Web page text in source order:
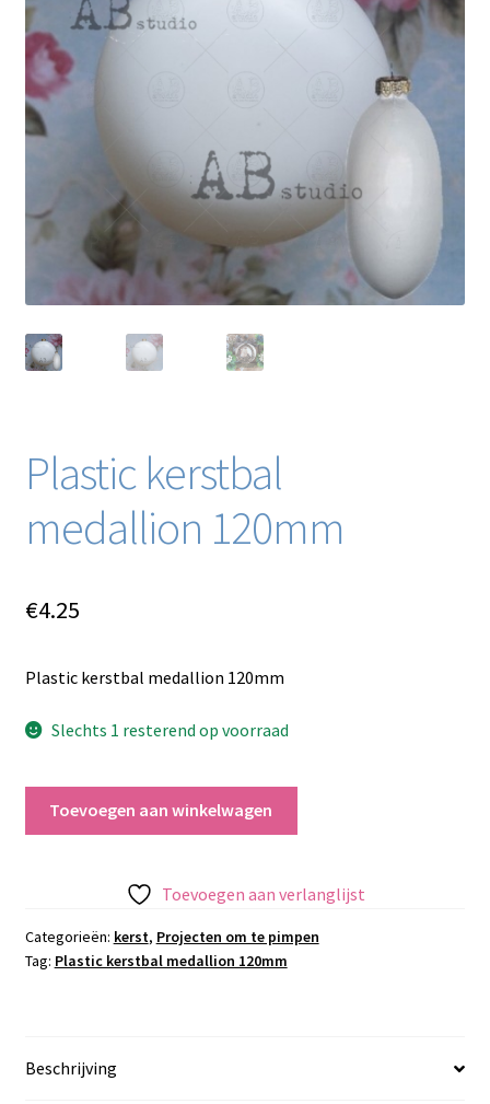
Blog / DIY / Tutorials
Over mij
Contact
Plastic kerstbal
medallion 120mm
€4.25
Plastic kerstbal medallion 120mm
Slechts 1 resterend op voorraad
Toevoegen aan winkelwagen
Toevoegen aan verlanglijst
Categorieën: kerst, Projecten om te pimpen
Tag: Plastic kerstbal medallion 120mm
Beschrijving